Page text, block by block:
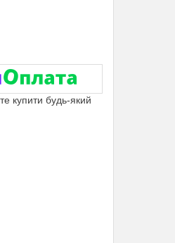
купити будь-який